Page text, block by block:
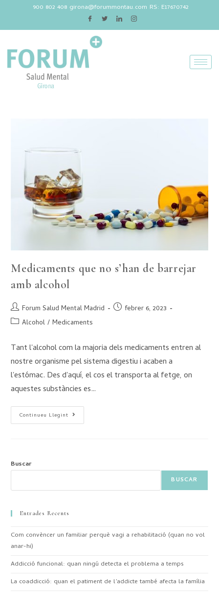
900 802 408 girona@forummontau.com RS: E17670742
Medicaments que no s’han de barrejar
amb alcohol
Forum Salud Mental Madrid
febrer 6, 2023
Alcohol / Medicaments
Tant l'alcohol com la majoria dels medicaments entren al
nostre organisme pel sistema digestiu i acaben a
l'estómac. Des d'aquí, el cos el transporta al fetge, on
aquestes substàncies es…
Continueu Llegint
Buscar
BUSCAR
Entrades Recents
Com convèncer un familiar perquè vagi a rehabilitació (quan no vol
anar-hi)
Addicció funcional: quan ningú detecta el problema a temps
La coaddicció: quan el patiment de l’addicte també afecta la família